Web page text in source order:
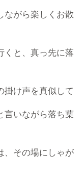
ながら楽しくお散
くと、真っ先に落
掛け声を真似して
言いながら落ち葉
、その場にしゃが